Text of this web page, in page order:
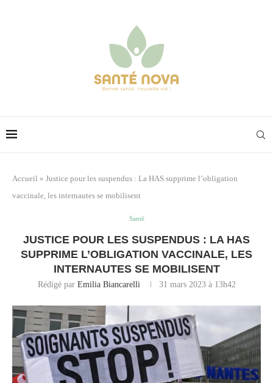
Accueil » Justice pour les suspendus : La HAS supprime l’obligation
vaccinale, les internautes se mobilisent
Santé
JUSTICE POUR LES SUSPENDUS : LA HAS
SUPPRIME L’OBLIGATION VACCINALE, LES
INTERNAUTES SE MOBILISENT
Rédigé par Emilia Biancarelli 31 mars 2023 à 13h42